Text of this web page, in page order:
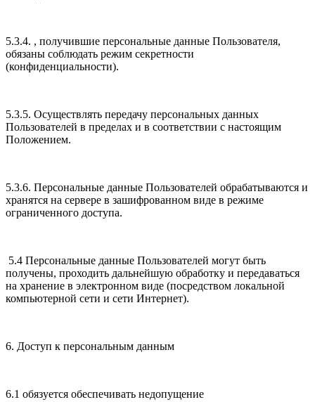
5.3.4. , получившие персональные данные Пользователя,
обязаны соблюдать режим секретности
(конфиденциальности).
5.3.5. Осуществлять передачу персональных данных
Пользователей в пределах и в соответствии с настоящим
Положением.
5.3.6. Персональные данные Пользователей обрабатываются и
хранятся на сервере в зашифрованном виде в режиме
ограниченного доступа.
5.4 Персональные данные Пользователей могут быть
получены, проходить дальнейшую обработку и передаваться
на хранение в электронном виде (посредством локальной
компьютерной сети и сети Интернет).
6. Доступ к персональным данным
6.1 обязуется обеспечивать недопущение